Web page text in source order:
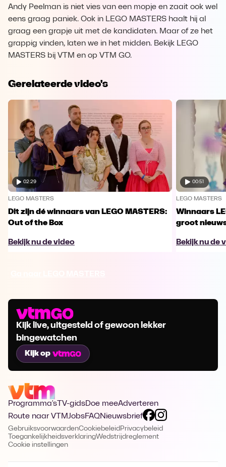
Andy Peelman is niet vies van een mopje en zaait ook wel
eens graag paniek. Ook in LEGO MASTERS haalt hij al
graag een grapje uit met de kandidaten. Maar of ze het
grappig vinden, laten we in het midden. Bekijk LEGO
MASTERS bij VTM en op VTM GO.
Gerelateerde video's
02:29
LEGO MASTERS
Dit zijn dé winnaars van LEGO MASTERS:
Out of the Box
Bekijk nu de video
00:51
LEGO MASTERS
Winnaars
groot
Bekijk nu de
Kijk live, uitgesteld of gewoon lekker
bingewatchen
Kijk op
Programma's TV-gidsDoe meeAdverteren
Route naar VTMJobsFAQNieuwsbrief
GebruiksvoorwaardenCookiebeleid Privacybeleid
ToegankelijkheidsverklaringWedstrijdreglement
Cookie instellingen